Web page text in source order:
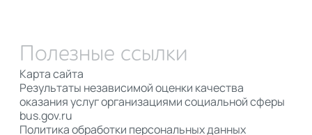
Полезные ссылки
Карта сайта
Результаты независимой оценки качества
оказания услуг организациями социальной сферы
bus.gov.ru
Политика обработки персональных данных